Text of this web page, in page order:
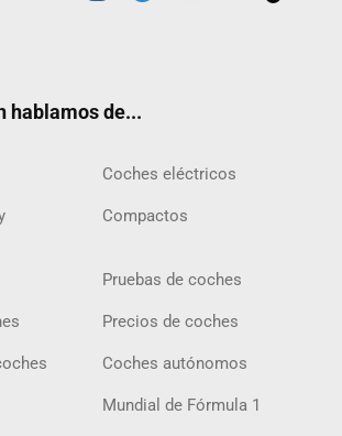
hablamos de...
Coches eléctricos
Compactos
Pruebas de coches
Precios de coches
Coches autónomos
Mundial de Fórmula 1